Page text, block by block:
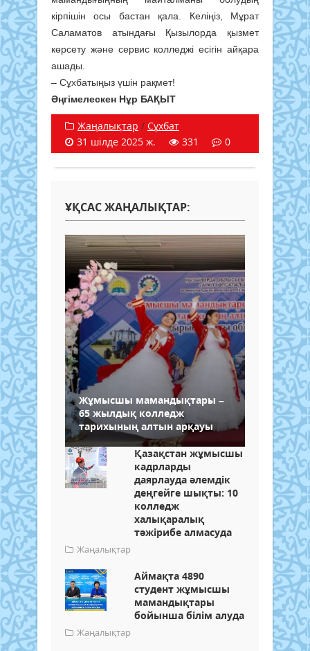
кірпішін осы бастан қала. Келіңіз, Мұрат
Саламатов атындағы Қызылорда қызмет
көрсету және сервис колледжі есігін айқара
ашады.
– Сұхбатыңыз үшін рақмет!
Әңгімелескен Нұр БАҚЫТ
Жаңалықтар / Сұхбат
31 шілде 2025 ж.
331 0
ҰҚСАС ЖАҢАЛЫҚТАР:
Жұмысшы мамандықтары –
65 жылдық колледж
тарихының алтын арқауы
Қазақстан жұмысшы
кадрларды
даярлауда әлемдік
деңгейге шықты: 10
колледж
халықаралық
тәжірибе алмасуда
Жаңалықтар
Аймақта 4890
студент жұмысшы
мамандықтары
бойынша білім алуда
Жаңалықтар